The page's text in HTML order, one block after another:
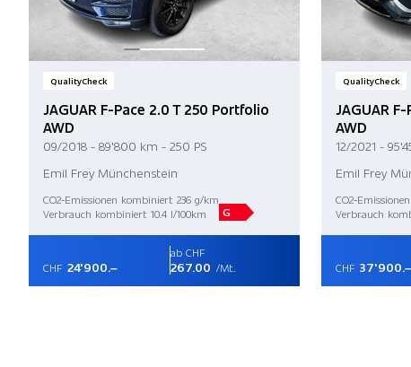
QualityCheck
JAGUAR F-Pace 2.0 T 250 Portfolio
AWD
09/2018 - 89'800 km - 250 PS
Emil Frey Münchenstein
CO2-Emissionen kombiniert 236 g/km
Verbrauch kombiniert 10.4 l/100km
G
CHF 24'900.–
ab CHF
267.00 /Mt.
QualityCheck
JAGUAR
AWD
12/2021 -
Emil Frey
CO2-
Verbrauch
CHF 37'900.–